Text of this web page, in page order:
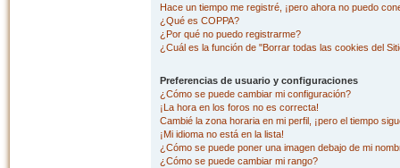
Hace un tiempo me registré, ¡pero ahora no puedo
¿Qué es COPPA?
¿Por qué no puedo registrarme?
¿Cuál es la función de "Borrar todas las cookies del
Preferencias de usuario y configuraciones
¿Cómo se puede cambiar mi configuración?
¡La hora en los foros no es correcta!
Cambié la zona horaria en mi perfil, ¡pero el tiempo
¡Mi idioma no está en la lista!
¿Cómo se puede poner una imagen debajo de mi
¿Cómo se puede cambiar mi rango?